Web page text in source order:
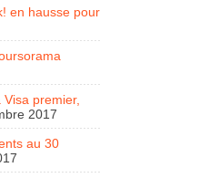
en hausse pour
premier,
2017
au 30